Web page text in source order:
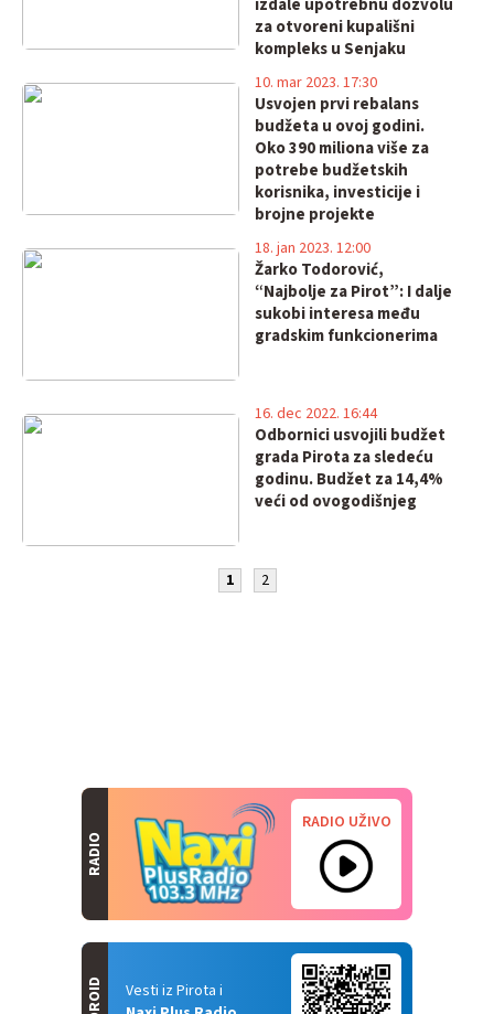
izdale upotrebnu dozvolu
za otvoreni kupališni
kompleks u Senjaku
Usvojen prvi rebalans
budžeta u ovoj godini.
Oko 390 miliona više za
potrebe budžetskih
korisnika, investicije i
brojne projekte
10. mar 2023. 17:30
Žarko Todorović,
“Najbolje za Pirot”: I dalje
sukobi interesa među
gradskim funkcionerima
18. jan 2023. 12:00
Odbornici usvojili budžet
grada Pirota za sledeću
godinu. Budžet za 14,4%
veći od ovogodišnjeg
16. dec 2022. 16:44
1 2
RADIO
RADIO UŽIVO
Vesti iz Pirota i